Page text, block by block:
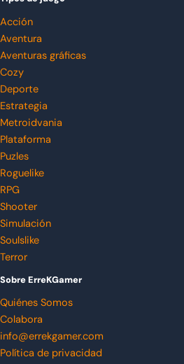
Acción
Aventura
Aventuras gráficas
Cozy
Deporte
Estrategia
Metroidvania
Plataforma
Puzles
Roguelike
RPG
Shooter
Simulación
Soulslike
Terror
Sobre ErreKGamer
Quiénes Somos
Colabora
info@errekgamer.com
Política de privacidad